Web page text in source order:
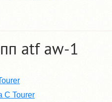
atf aw-1
C Tourer